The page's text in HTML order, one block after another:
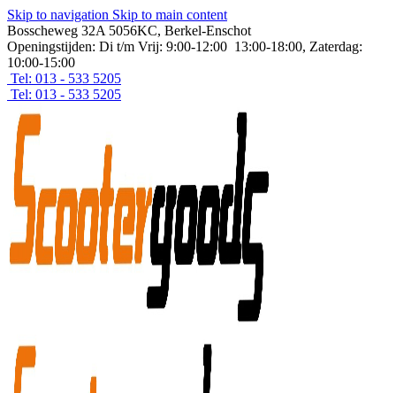
Skip to navigation Skip to main content
Bosscheweg 32A 5056KC, Berkel-Enschot
Openingstijden: Di t/m Vrij: 9:00-12:00 13:00-18:00, Zaterdag:
10:00-15:00
Tel: 013 - 533 5205
Tel: 013 - 533 5205